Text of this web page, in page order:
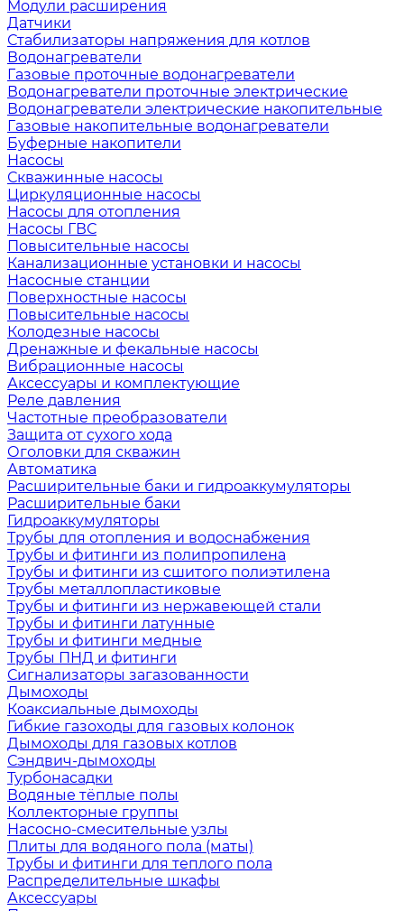
Модули расширения
Датчики
Стабилизаторы напряжения для котлов
Водонагреватели
Газовые проточные водонагреватели
Водонагреватели проточные электрические
Водонагреватели электрические накопительные
Газовые накопительные водонагреватели
Буферные накопители
Насосы
Скважинные насосы
Циркуляционные насосы
Насосы для отопления
Насосы ГВС
Повысительные насосы
Канализационные установки и насосы
Насосные станции
Поверхностные насосы
Повысительные насосы
Колодезные насосы
Дренажные и фекальные насосы
Вибрационные насосы
Аксессуары и комплектующие
Реле давления
Частотные преобразователи
Защита от сухого хода
Оголовки для скважин
Автоматика
Расширительные баки и гидроаккумуляторы
Расширительные баки
Гидроаккумуляторы
Трубы для отопления и водоснабжения
Трубы и фитинги из полипропилена
Трубы и фитинги из сшитого полиэтилена
Трубы металлопластиковые
Трубы и фитинги из нержавеющей стали
Трубы и фитинги латунные
Трубы и фитинги медные
Трубы ПНД и фитинги
Сигнализаторы загазованности
Дымоходы
Коаксиальные дымоходы
Гибкие газоходы для газовых колонок
Дымоходы для газовых котлов
Сэндвич-дымоходы
Турбонасадки
Водяные тёплые полы
Коллекторные группы
Насосно-смесительные узлы
Плиты для водяного пола (маты)
Трубы и фитинги для теплого пола
Распределительные шкафы
Аксессуары